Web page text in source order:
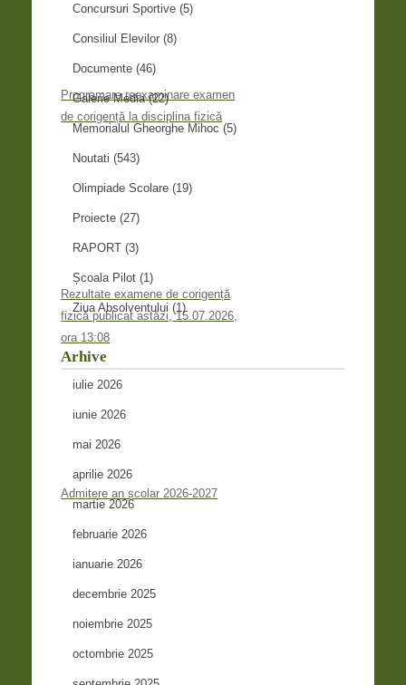
Programare reexaminare examen
de corigență la disciplina fizică
Rezultate examene de corigență
fizică publicat astăzi, 15.07.2026,
ora 13:08
Admitere an școlar 2026-2027
Concursuri Sportive (5)
Consiliul Elevilor (8)
Documente (46)
Galerie Media(22)
Memorialul Gheorghe Mihoc (5)
Noutati (543)
Olimpiade Scolare (19)
Proiecte (27)
RAPORT (3)
Școala Pilot (1)
Ziua Absolventului (1)
Arhive
iulie 2026
iunie 2026
mai 2026
aprilie 2026
martie 2026
februarie 2026
ianuarie 2026
decembrie 2025
noiembrie 2025
octombrie 2025